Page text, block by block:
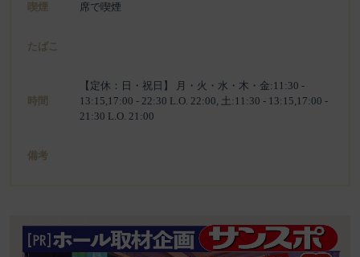
喫煙 席で喫煙
たばこ
時間
【定休：日・祝日】 月・火・水・木・金:11:30 -
13:15,17:00 - 22:30 L.O. 22:00, 土:11:30 - 13:15,17:00 -
21:30 L.O. 21:00
備考